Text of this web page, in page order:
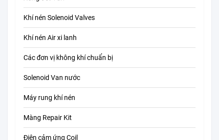
Khí nén Solenoid Valves
Khí nén Air xi lanh
Các đơn vị không khí chuẩn bị
Solenoid Van nước
Máy rung khí nén
Màng Repair Kit
Điện cảm ứng Coil